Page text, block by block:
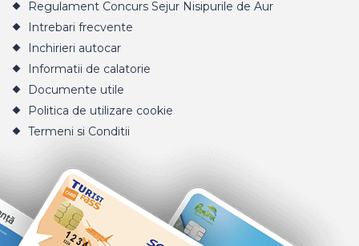
Regulament Concurs Sejur Nisipurile de Aur
Intrebari frecvente
Inchirieri autocar
Informatii de calatorie
Documente utile
Politica de utilizare cookie
Termeni si Conditii